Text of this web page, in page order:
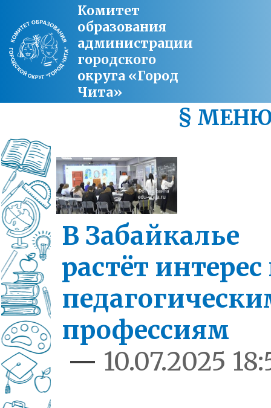
Комитет
образования
администрации
городского
округа «Город
Чита»
§
В Забайкалье
растёт интерес
профессиям
— 10.07.2025